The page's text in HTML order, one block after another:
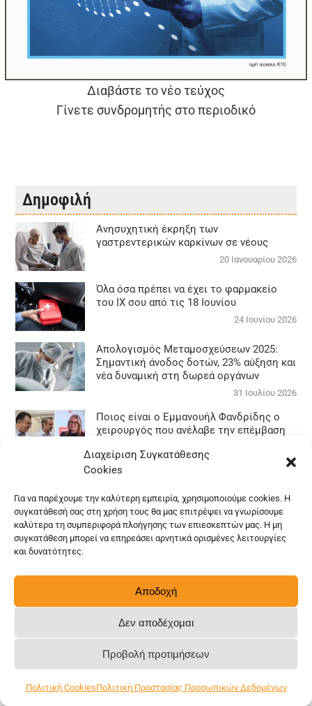
Διαχείριση Συγκατάθεσης
Cookies
Για να παρέχουμε την καλύτερη εμπειρία, χρησιμοποιούμε cookies. Η
συγκατάθεσή σας στη χρήση τους θα μας επιτρέψει να γνωρίσουμε
καλύτερα τη συμπεριφορά πλοήγησης των επιεσκεπτών μας. Η μη
συγκατάθεση μπορεί να επηρεάσει αρνητικά ορισμένες λειτουργίες
και δυνατότητες.
Αποδοχή
Δεν αποδέχομαι
Προβολή προτιμήσεων
Πολιτική CookiesΠολιτική Προστασίας Προσωπικών Δεδομένων
Διαβάστε το νέο τεύχος
Γίνετε συνδρομητής στο περιοδικό
Δημοφιλή
Aνησυχητική έκρηξη των
γαστρεντερικών καρκίνων σε νέους
20 Ιανουαρίου 2026
Όλα όσα πρέπει να έχει το φαρμακείο
του ΙΧ σου από τις 18 Ιουνίου
24 Ιουνίου 2026
Απολογισμός Μεταμοσχεύσεων 2025:
Σημαντική άνοδος δοτών, 23% αύξηση και
νέα δυναμική στη δωρεά οργάνων
31 Ιουλίου 2026
Ποιος είναι ο Εμμανουήλ Φανδρίδης ο
χειρουργός που ανέλαβε την επέμβαση
9 Φεβρουαρίου 2026
στο ΕΣΥ με πρόγραμμα της ΔΥΠΑ
13 Φεβρουαρίου 2026
Ανακοίνωση απαγόρευσης πρόσβασης
8 Απριλίου 2026
Απόψεις